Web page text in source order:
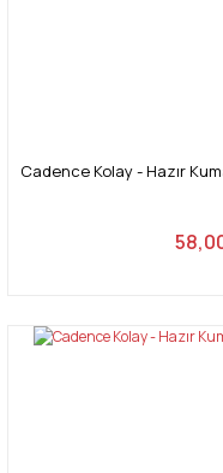
Cadence Kolay - Hazır